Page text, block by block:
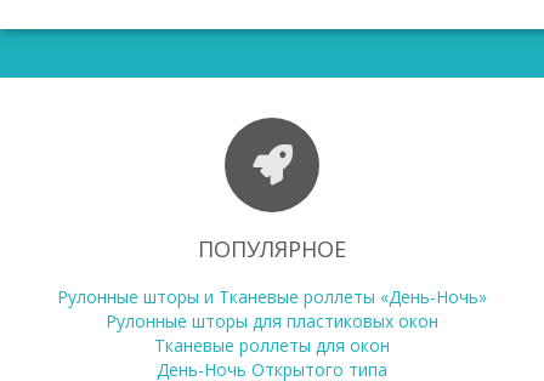
ПОПУЛЯРНОЕ
Рулонные шторы и Тканевые роллеты «День-Ночь»
Рулонные шторы для пластиковых окон
Тканевые роллеты для окон
День-Ночь Открытого типа